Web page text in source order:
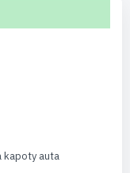
kapoty auta